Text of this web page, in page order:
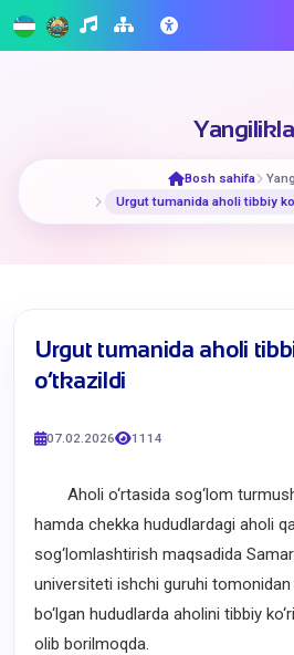
Bosh sahifa
​Urgut tumanida aholi tibbiy
​Urgut tumanida aholi
o‘tkazildi
07.02.2026 1114
Aholi o‘rtasida sog‘lom
hamda chekka hududlardagi aholi
sog‘lomlashtirish maqsadida
universiteti ishchi guruhi
bo‘lgan hududlarda aholini tibbiy
olib borilmoqda.